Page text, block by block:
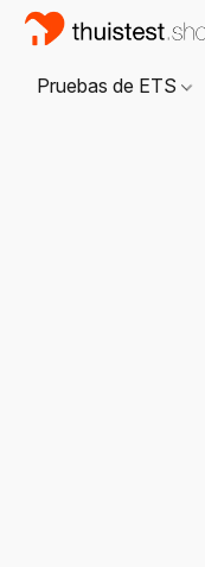
Pruebas de ETS